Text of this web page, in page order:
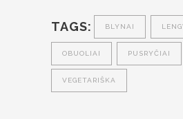
TAGS: BLYNAI
OBUOLIAI PUSRYČIAI
VEGETARIŠKA